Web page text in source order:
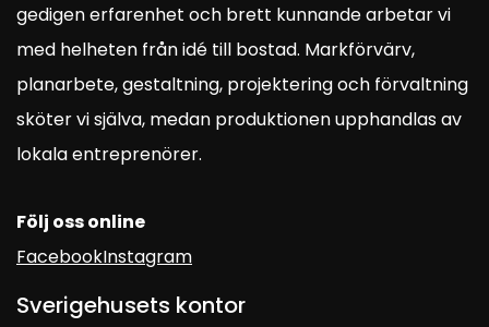
gedigen erfarenhet och brett kunnande arbetar vi
med helheten från idé till bostad. Markförvärv,
planarbete, gestaltning, projektering och förvaltning
sköter vi själva, medan produktionen upphandlas av
lokala entreprenörer.
Följ oss online
FacebookInstagram
Sverigehusets kontor